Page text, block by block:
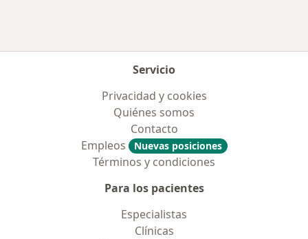
Servicio
Privacidad y cookies
Quiénes somos
Contacto
Empleos
Nuevas posiciones
Términos y condiciones
Para los pacientes
Especialistas
Clínicas